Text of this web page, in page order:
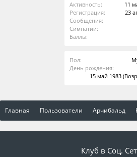
Активность:
11
Регистрация:
23
Сообщения:
Симпатии:
Баллы:
Пол:
День рождения:
15 май 1983
Главная Пользователи Арчибальд
Клуб в Соц.